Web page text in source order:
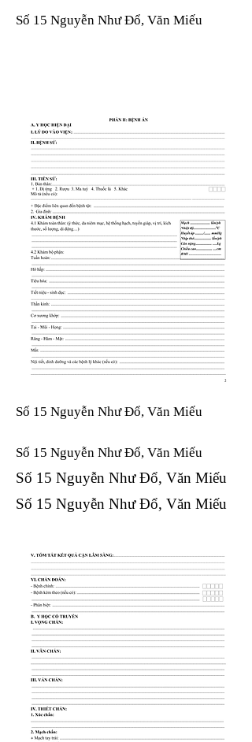
Số 15 Nguyễn Như Đổ, Văn Miếu
Số 15 Nguyễn Như Đổ, Văn Miếu
Số 15 Nguyễn Như Đổ, Văn Miếu​​​​
Số 15 Nguyễn Như Đổ, Văn Miếu​​​​
Số 15 Nguyễn Như Đổ, Văn Miếu​​​​